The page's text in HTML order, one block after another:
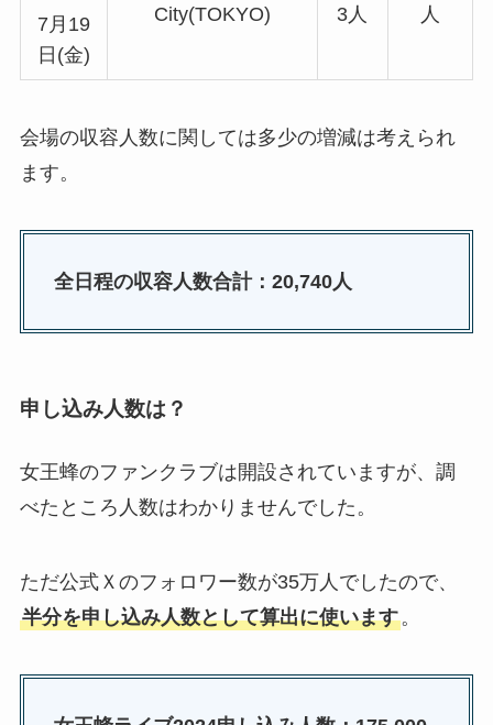
City(TOKYO) 3人 人
7月19
日(金)
会場の収容人数に関しては多少の増減は考えられ
ます。
全日程の収容人数合計：20,740人
申し込み人数は？
女王蜂のファンクラブは開設されていますが、調
べたところ人数はわかりませんでした。
ただ公式Ｘのフォロワー数が35万人でしたので、
半分を申し込み人数として算出に使います。